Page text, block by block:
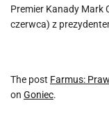
Premier Kanady Mark
czerwca) z
The post Farmus:
on Goniec.